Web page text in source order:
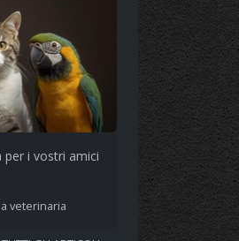
per i vostri amici
veterinaria